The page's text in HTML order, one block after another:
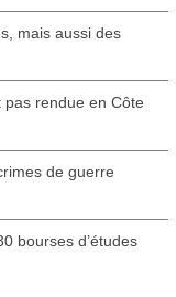
mais aussi des
pas rendue en Côte
de guerre
bourses d’études